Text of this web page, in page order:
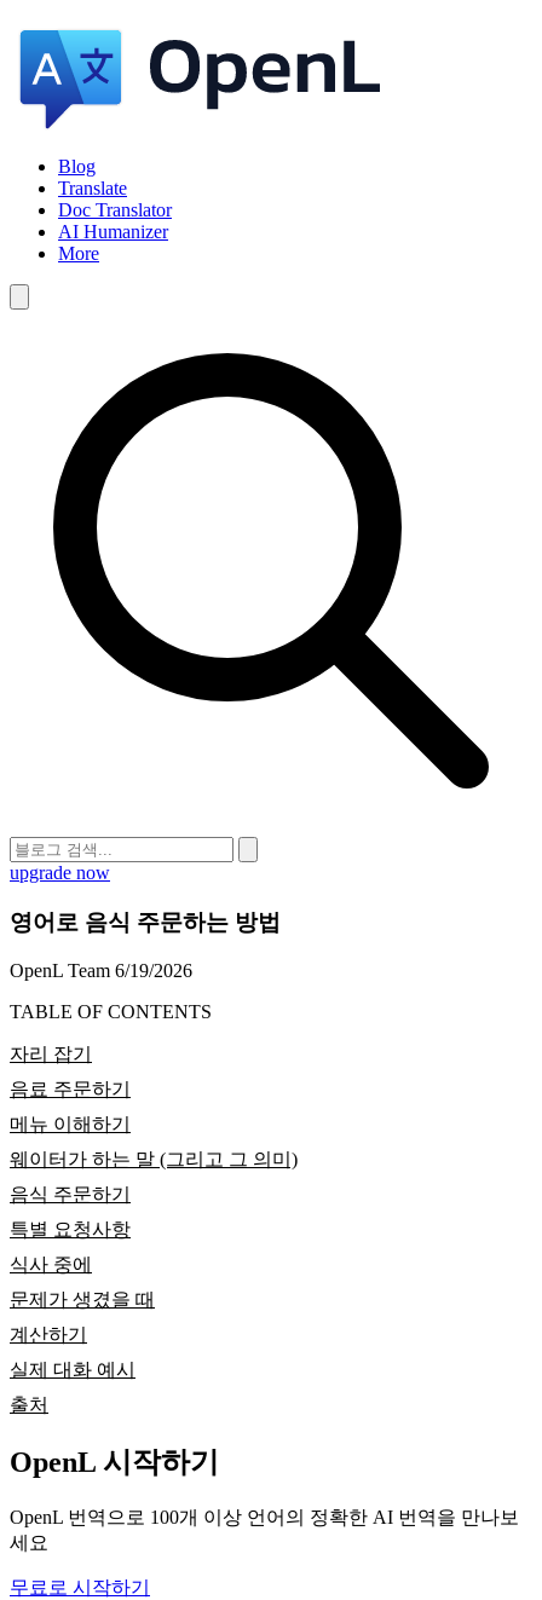
Blog
Translate
Doc Translator
AI Humanizer
More
upgrade now
영어로 음식 주문하는 방법
OpenL Team 6/19/2026
TABLE OF CONTENTS
자리 잡기
음료 주문하기
메뉴 이해하기
웨이터가 하는 말 (그리고 그 의미)
음식 주문하기
특별 요청사항
식사 중에
문제가 생겼을 때
계산하기
실제 대화 예시
출처
OpenL 시작하기
OpenL 번역으로 100개 이상 언어의 정확한 AI 번역을 만나보
세요
무료로 시작하기